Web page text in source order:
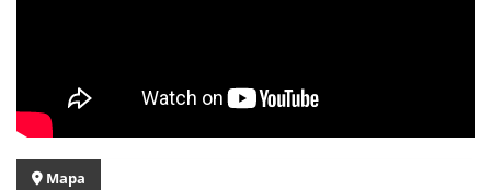
Mapa